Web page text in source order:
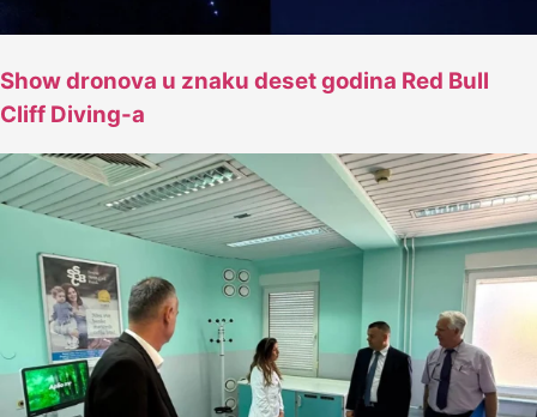
Show dronova u znaku deset godina Red Bull
Cliff Diving-a